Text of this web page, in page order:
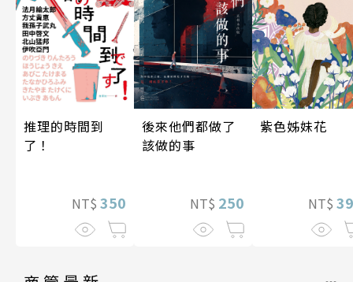
推理的時間到
了！
NT$ 350
後來他們都做了
該做的事
NT$ 250
紫色姊妹花
NT$